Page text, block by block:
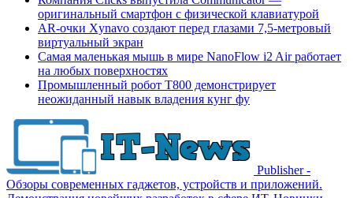
оригинальный смартфон с физической клавиатурой
AR-очки Xynavo создают перед глазами 7,5-метровый
виртуальный экран
Самая маленькая мышь в мире NanoFlow i2 Air работает
на любых поверхностях
Промышленный робот Т800 демонстрирует
неожиданный навык владения кунг фу
Publisher -
Обзоры современных гаджетов, устройств и приложений.